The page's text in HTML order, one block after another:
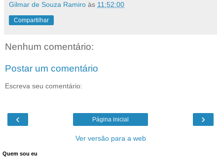
Gilmar de Souza Ramiro às 11:52:00
Compartilhar
Nenhum comentário:
Postar um comentário
Escreva seu comentário:
‹ ›
Página inicial
Ver versão para a web
Quem sou eu